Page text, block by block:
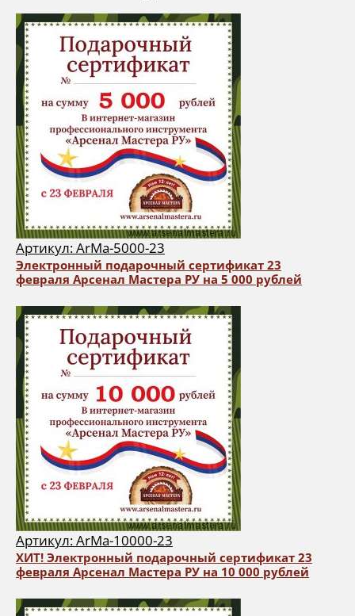
Артикул: ArMa-5000-23
Электронный подарочный сертификат 23
февраля Арсенал Мастера РУ на 5 000 рублей
Артикул: ArMa-10000-23
ХИТ! Электронный подарочный сертификат 23
февраля Арсенал Мастера РУ на 10 000 рублей